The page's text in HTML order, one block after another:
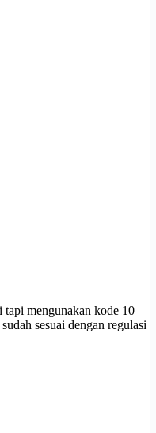
tapi mengunakan kode 10
sesuai dengan regulasi